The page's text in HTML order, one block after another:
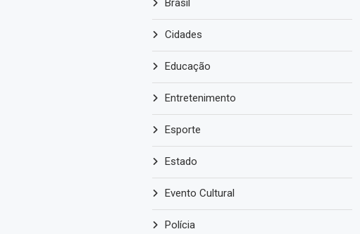
Brasil
Cidades
Educação
Entretenimento
Esporte
Estado
Evento Cultural
Polícia